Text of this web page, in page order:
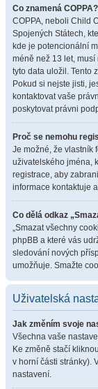
Co znamená COPPA?
COPPA, neboli Child
Spojených Státech,
kde je potencionální
méně než 13 let,
tyto data uložil. Tento
Pokud si nejste jisti,
kontaktovat vaše
poskytovat právni
Proč se nemohu
Je možné, že vlastník
uživatelského jména,
registrace, aby
informace kontaktuje
Co dělá odkaz
„Smazat všechny
phpBB a které vás
sledování nových
umožňuje. Smažte
Uživatelská
Jak změním svoje
Všechna vaše
Ke změně stačí
v horní části stránky).
nastavení.